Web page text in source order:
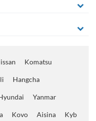
Komatsu
Hangcha
Yanmar
Kovo Aisina Kyb